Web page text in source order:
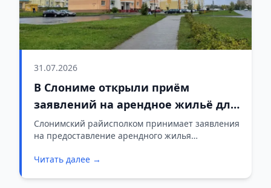
31.07.2026
В Слониме открыли приём
заявлений на арендное жильё для
специалистов
Слонимский райисполком принимает заявления
на предоставление арендного жилья
востребованным в районе специальностям.
Читать далее →